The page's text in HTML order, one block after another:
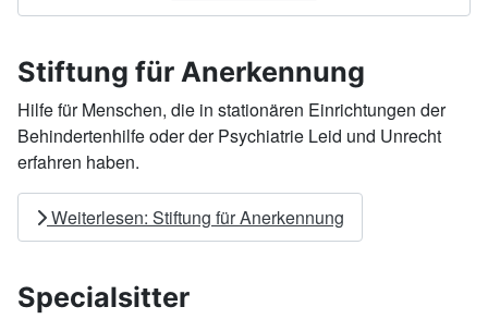
Stiftung für Anerkennung
Hilfe für Menschen, die in stationären Einrichtungen der
Behindertenhilfe oder der Psychiatrie Leid und Unrecht
erfahren haben.
Weiterlesen: Stiftung für Anerkennung
Specialsitter